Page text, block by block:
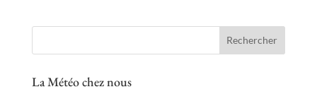
La Météo chez nous